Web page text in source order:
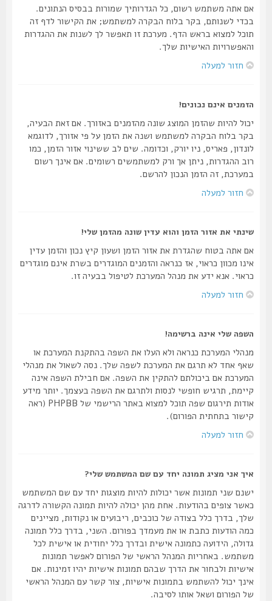
אם אתה משתמש רשום, כל הגדרותיך שמורות בבסיס הנתונים.
בכדי לשנותם, בקר בלוח הבקרה למשתמש; את הקישור לדף זה
תוכל למצוא בראש הדף. מערכת זו תאפשר לך לשנות את ההגדרות
והאפשרויות האישיות שלך.
חזור למעלה
הזמנים אינם נכונים!
יכול להיות שהזמן המוצג שונה מהזמנים באזורך. אם זאת הבעיה,
בקר בלוח הבקרה למשתמש ושנה את הזמן על פי אזורך, לדוגמא
לונדון, פאריס, ניו יורק, וכדומה. שים לב ששינוי אזור הזמן, כמו
רוב ההגדרות, ניתן אך ורק למשתמשים רשומים. אם אינך רשום
במערכת, זה הזמן הנכון להרשם.
חזור למעלה
שינתי את אזור הזמן והוא עדין שונה מהזמן שלי!
אם אתה בטוח שהגדרת את אזור הזמן ושעון קיץ נכון והזמן עדין
אינו מכוון כראוי, אז כנראה והזמנים המוגדרים בשרת אינם מוגדרים
כראוי. אנא ידע את מנהל המערכת לטיפול בבעיה זו.
חזור למעלה
השפה שלי אינה ברשימה!
מנהלי המערכת כנראה ולא העלו את השפה בהתקנת המערכת או
שאף אחד לא תרגם את המערכת לשפה שלך. נסה לשאול את מנהלי
המערכת אם ביכולתם להתקין את השפה. אם חבילת השפה אינה
קיימת, תרגיש חופשי לנסות ולתרגם את השפה בעצמך. יותר מידע
אודות תירגום שפה תוכל למצוא באתר הרישמי של PHPBB (ראה
קישור בתחתית הפורום).
חזור למעלה
איך אני מציג תמונה יחד עם שם המשתמש שלי?
ישנם שני תמונות אשר יכולות להיות מוצגות יחד עם שם המשתמש
כאשר צופים בהודעות. אחת מהן יכולה להיות תמונה הקשורה לדרגה
שלך, בדרך כלל בצודה של כוכבים, ריבועים או נקודות, מציינים
כמה הודעות כתבת או את מעמדך בפורום. השני, בדרך כלל תמונה
גדולה, הידועה כתמונה אישית ובדרך כלל יחודית או אישית לכל
משתמש. באחריות המנהל הראשי של הפורום לאפשר תמונות
אישיות ולבחור את הדרך שבהם תמונות אישיות יהיו זמינות. אם
אינך יכול להשתמש בתמונות אישיות, צור קשר עם המנהל הראשי
של הפורום ושאל אותו לסיבה.